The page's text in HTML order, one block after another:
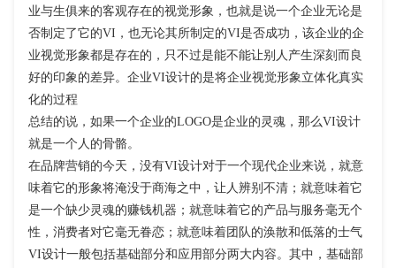
业与生俱来的客观存在的视觉形象，也就是说一个企业无论是
否制定了它的VI，也无论其所制定的VI是否成功，该企业的企
业视觉形象都是存在的，只不过是能不能让别人产生深刻而良
好的印象的差异。企业VI设计的是将企业视觉形象立体化真实
化的过程
总结的说，如果一个企业的LOGO是企业的灵魂，那么VI设计
就是一个人的骨骼。
在品牌营销的今天，没有VI设计对于一个现代企业来说，就意
味着它的形象将淹没于商海之中，让人辨别不清；就意味着它
是一个缺少灵魂的赚钱机器；就意味着它的产品与服务毫无个
性，消费者对它毫无眷恋；就意味着团队的涣散和低落的士气
VI设计一般包括基础部分和应用部分两大内容。其中，基础部